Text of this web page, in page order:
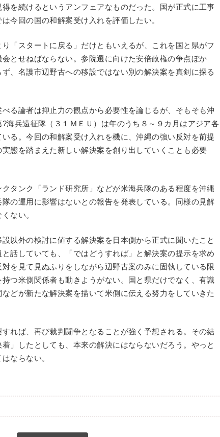
を続けるというアンフェアなものだった。国が正式に工事
今回の国の和解案受け入れを評価したい。
「スタートに戻る」だけともいえるが、これを国と県がフ
とせねばならない。参院選に向けた安倍政権の争点ぼか
、名護市辺野古への移設ではない別の解決案を真剣に探る
る論者は抑止力の観点から必要性を論じるが、そもそも沖
海兵遠征隊（３１ＭＥＵ）は年のうち８～９カ月はアジア各
る。今回の和解案受け入れを機に、沖縄の強い反対を前提
態を踏まえた新しい解決案を創り出していくことも必要
タンク「ランド研究所」などが米海兵隊のある程度を沖縄
の運用に影響はないとの報告を発表している。同様の見解
ない。
以外の検討に値する解決案を日本側から正式に聞いたこと
話していても、「ではどうすれば」と解決案の提示を求め
を見て見ぬふりをしながら辺野古案のみに固執している限
つ米側関係者も動きようがない。国と県だけでなく、有識
どが新たな解決案を描いて米側に伝える努力をしていきた
れば、再び裁判闘争となることが強く予想される。その結
」したとしても、本来の解決にはならないだろう。やっと
ならない。